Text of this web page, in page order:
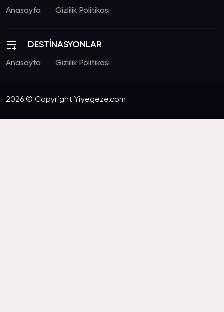
Anasayfa Gizlilik Politikası
DESTİNASYONLAR
Anasayfa Gizlilik Politikası
2026 © Copyright Yiyegeze.com